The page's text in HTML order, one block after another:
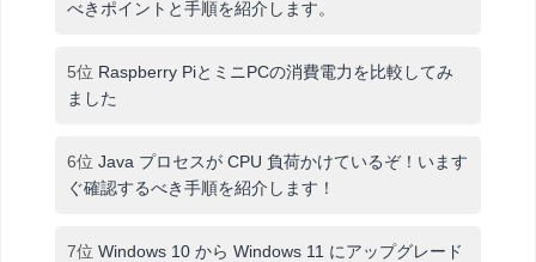
べきポイントと手順を紹介します。
5位 Raspberry PiとミニPCの消費電力を比較してみ
ました
6位 Java プロセスが CPU 負荷かけているぞ！います
ぐ確認するべき手順を紹介します！
7位 Windows 10 から Windows 11 にアップグレード